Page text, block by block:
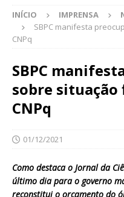
INÍCIO IMPRENSA
SBPC manifesta
CNPq
SBPC
sobre
CNPq
01/12/2021
Como destaca o Jornal da
último dia para o governo
reconstitui o orçamento do